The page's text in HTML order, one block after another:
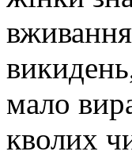
мало
кволих